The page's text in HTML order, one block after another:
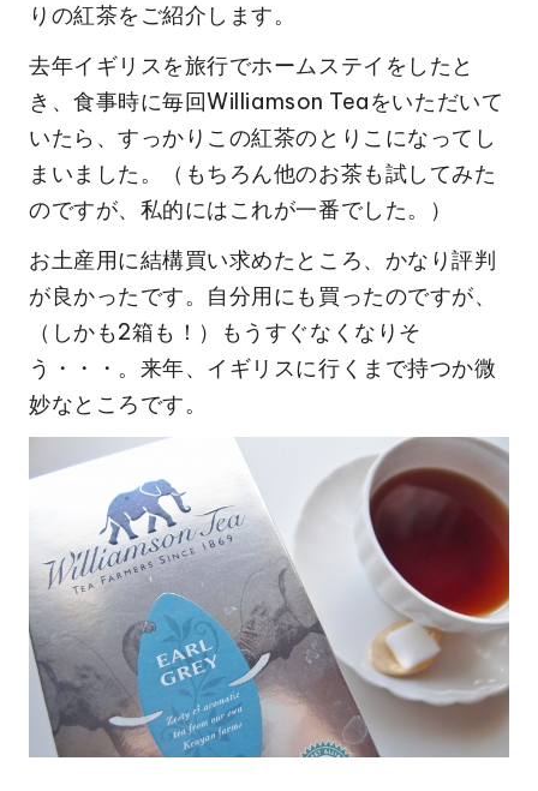
りの紅茶をご紹介します。
去年イギリスを旅行でホームステイをしたと
き、食事時に毎回Williamson Teaをいただいて
いたら、すっかりこの紅茶のとりこになってし
まいました。（もちろん他のお茶も試してみた
のですが、私的にはこれが一番でした。）
お土産用に結構買い求めたところ、かなり評判
が良かったです。自分用にも買ったのですが、
（しかも2箱も！）もうすぐなくなりそ
う・・・。来年、イギリスに行くまで持つか微
妙なところです。